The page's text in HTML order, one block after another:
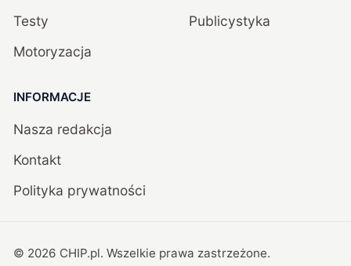
Testy
Motoryzacja
Publicystyka
INFORMACJE
Nasza redakcja
Kontakt
Polityka prywatności
© 2026 CHIP.pl. Wszelkie prawa zastrzeżone.